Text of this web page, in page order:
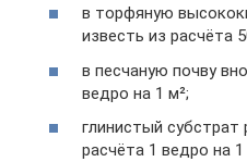
в торфяную
известь из расчёта
в песчаную почву
ведро на 1 м²;
глинистый
расчёта 1 ведро на 1